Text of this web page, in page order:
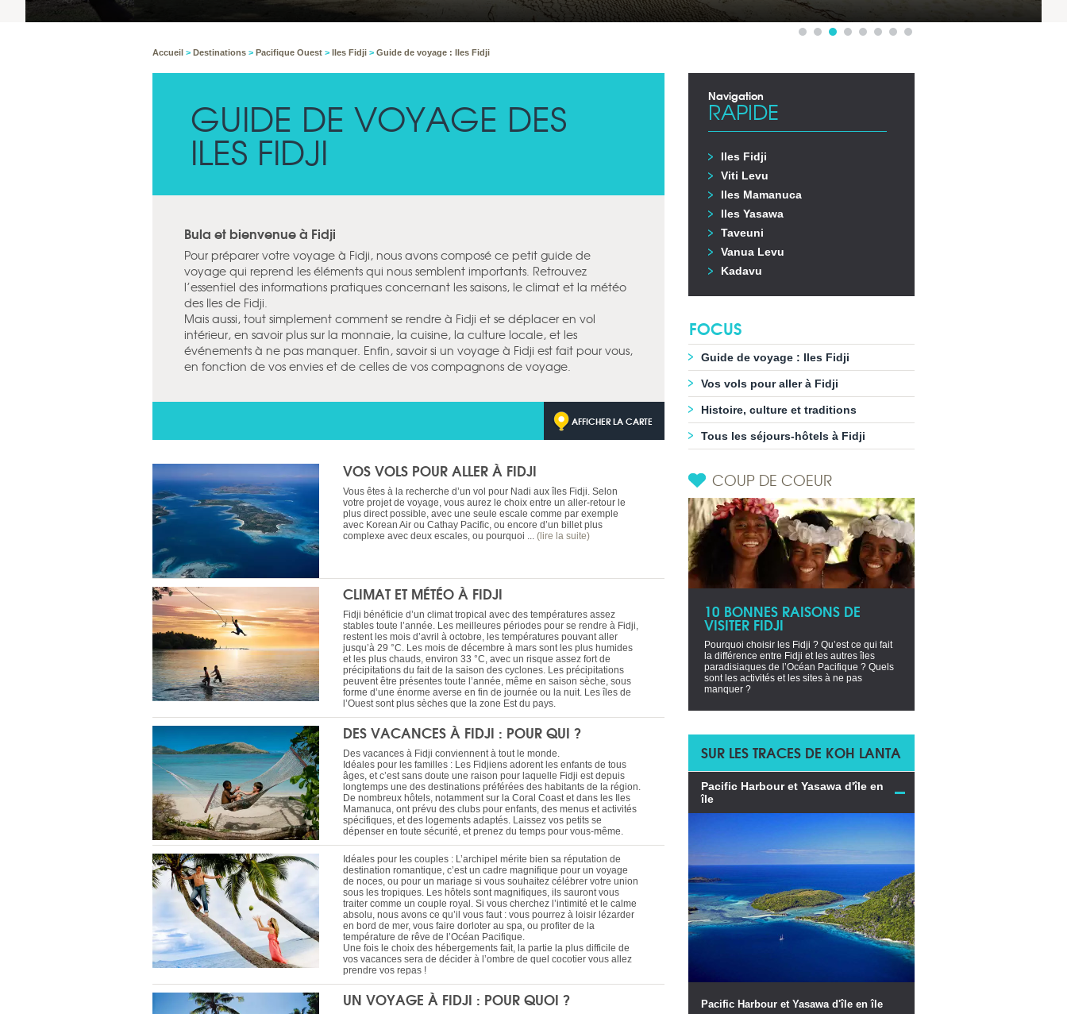
Accueil > Destinations > Pacifique Ouest > Iles Fidji > Guide de voyage : Iles Fidji
GUIDE DE VOYAGE DES
ILES FIDJI
Bula et bienvenue à Fidji
Pour préparer votre voyage à Fidji, nous avons composé ce petit guide de
voyage qui reprend les éléments qui nous semblent importants. Retrouvez
l’essentiel des informations pratiques concernant les saisons, le climat et la météo
des Iles de Fidji.
Mais aussi, tout simplement comment se rendre à Fidji et se déplacer en vol
intérieur, en savoir plus sur la monnaie, la cuisine, la culture locale, et les
événements à ne pas manquer. Enfin, savoir si un voyage à Fidji est fait pour vous,
en fonction de vos envies et de celles de vos compagnons de voyage.
AFFICHER LA CARTE
VOS VOLS POUR ALLER À FIDJI
Vous êtes à la recherche d’un vol pour Nadi aux îles Fidji. Selon
votre projet de voyage, vous aurez le choix entre un aller-retour le
plus direct possible, avec une seule escale comme par exemple
avec Korean Air ou Cathay Pacific, ou encore d’un billet plus
complexe avec deux escales, ou pourquoi ... (lire la suite)
CLIMAT ET MÉTÉO À FIDJI
Fidji bénéficie d’un climat tropical avec des températures assez
stables toute l’année. Les meilleures périodes pour se rendre à Fidji,
restent les mois d’avril à octobre, les températures pouvant aller
jusqu’à 29 °C. Les mois de décembre à mars sont les plus humides
et les plus chauds, environ 33 °C, avec un risque assez fort de
précipitations du fait de la saison des cyclones. Les précipitations
peuvent être présentes toute l’année, même en saison sèche, sous
forme d’une énorme averse en fin de journée ou la nuit. Les îles de
l’Ouest sont plus sèches que la zone Est du pays.
DES VACANCES À FIDJI : POUR QUI ?
Des vacances à Fidji conviennent à tout le monde.
Idéales pour les familles : Les Fidjiens adorent les enfants de tous
âges, et c’est sans doute une raison pour laquelle Fidji est depuis
longtemps une des destinations préférées des habitants de la région.
De nombreux hôtels, notamment sur la Coral Coast et dans les Iles
Mamanuca, ont prévu des clubs pour enfants, des menus et activités
spécifiques, et des logements adaptés. Laissez vos petits se
dépenser en toute sécurité, et prenez du temps pour vous-même.
Idéales pour les couples : L’archipel mérite bien sa réputation de
destination romantique, c’est un cadre magnifique pour un voyage
de noces, ou pour un mariage si vous souhaitez célébrer votre union
sous les tropiques. Les hôtels sont magnifiques, ils sauront vous
traiter comme un couple royal. Si vous cherchez l’intimité et le calme
absolu, nous avons ce qu’il vous faut : vous pourrez à loisir lézarder
en bord de mer, vous faire dorloter au spa, ou profiter de la
température de rêve de l’Océan Pacifique.
Une fois le choix des hébergements fait, la partie la plus difficile de
vos vacances sera de décider à l’ombre de quel cocotier vous allez
prendre vos repas !
UN VOYAGE À FIDJI : POUR QUOI ?
Navigation
RAPIDE
Iles Fidji
Viti Levu
Iles Mamanuca
Iles Yasawa
Taveuni
Vanua Levu
Kadavu
FOCUS
Guide de voyage : Iles Fidji
Vos vols pour aller à Fidji
Histoire, culture et traditions
Tous les séjours-hôtels à Fidji
COUP DE COEUR
10 BONNES RAISONS DE
VISITER FIDJI
Pourquoi choisir les Fidji ? Qu’est ce qui fait
la différence entre Fidji et les autres îles
paradisiaques de l’Océan Pacifique ? Quels
sont les activités et les sites à ne pas
manquer ?
SUR LES TRACES DE KOH LANTA
Pacific Harbour et Yasawa d'île en
île
Pacific Harbour et Yasawa d'île en île